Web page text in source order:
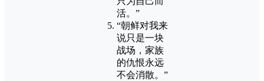
活。”
“朝鲜对我来
说只是一块
战场，家族
的仇恨永远
不会消散。”